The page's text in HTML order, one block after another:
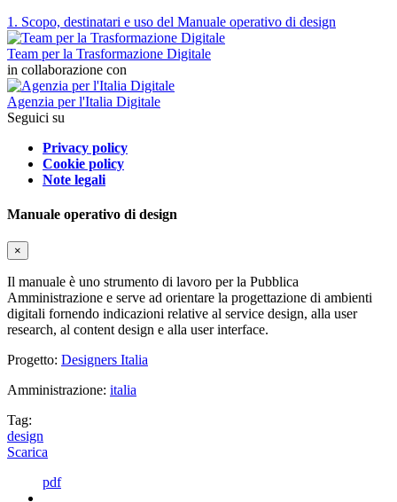
1. Scopo, destinatari e uso del Manuale operativo di design
Team per la Trasformazione Digitale
in collaborazione con
Agenzia per l'Italia Digitale
Seguici su
Privacy policy
Cookie policy
Note legali
Manuale operativo di design
×
Il manuale è uno strumento di lavoro per la Pubblica
Amministrazione e serve ad orientare la progettazione di ambienti
digitali fornendo indicazioni relative al service design, alla user
research, al content design e alla user interface.
Progetto: Designers Italia
Amministrazione: italia
Tag:
design
Scarica
pdf